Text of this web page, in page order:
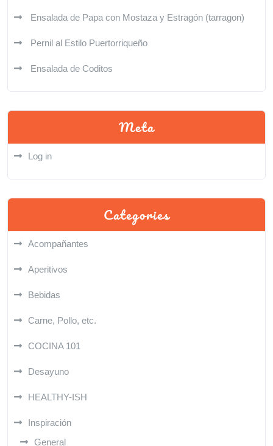
Ensalada de Papa con Mostaza y Estragón (tarragon)
Pernil al Estilo Puertorriqueño
Ensalada de Coditos
Meta
Log in
Categories
Acompañantes
Aperitivos
Bebidas
Carne, Pollo, etc.
COCINA 101
Desayuno
HEALTHY-ISH
Inspiración
General